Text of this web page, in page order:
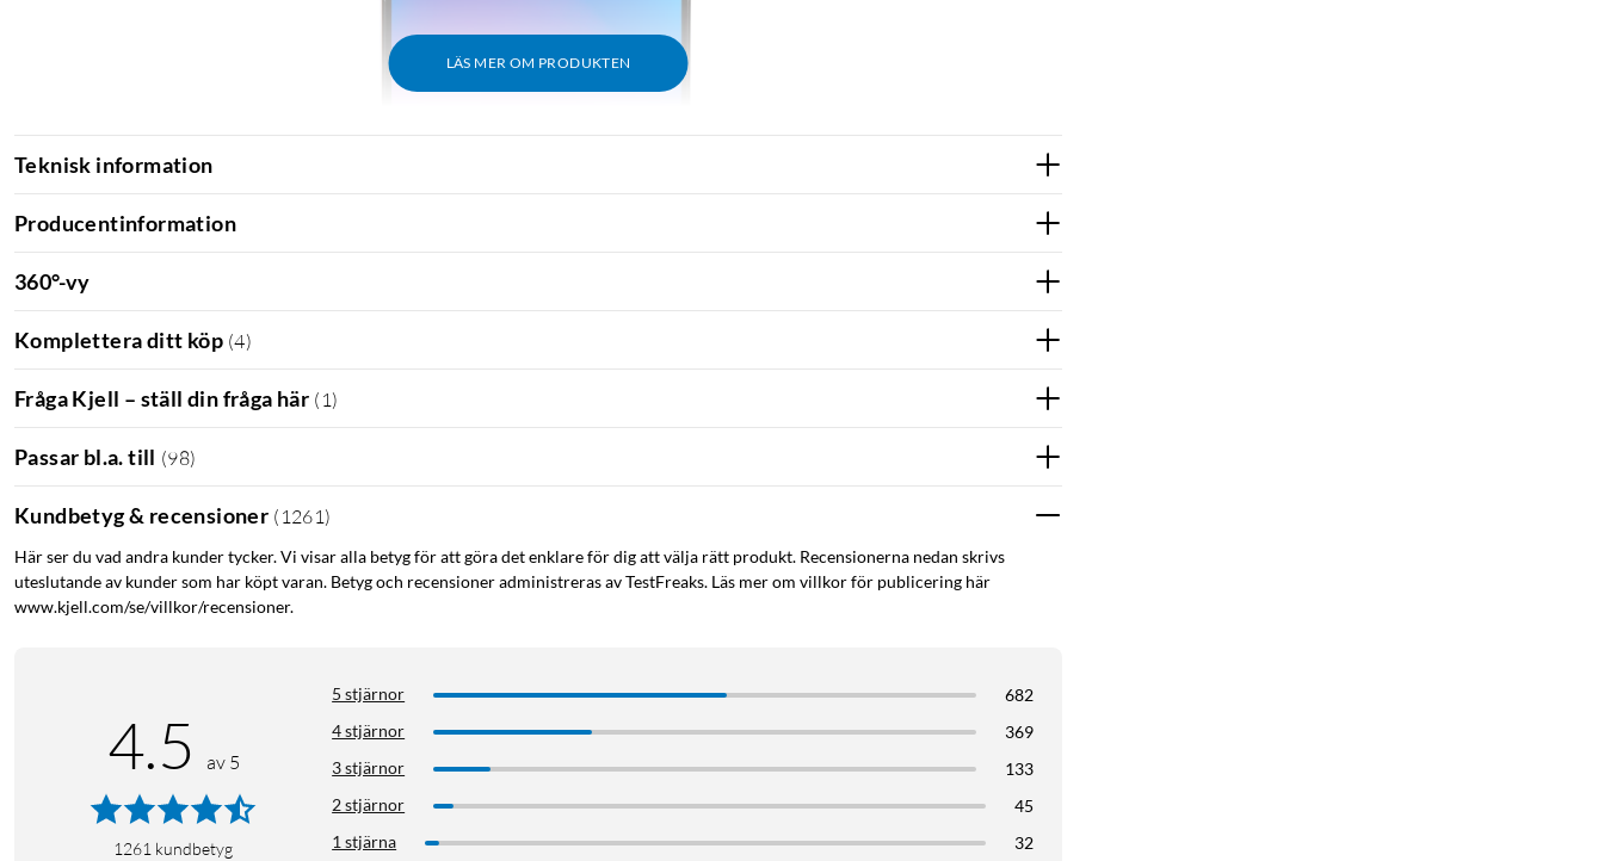
LÄS MER OM PRODUKTEN
Hållare för fläktgaller Mobilhållare Fläktgallerhållare
Teknisk information
Producentinformation
360°-vy
Komplettera ditt köp (4)
Fråga Kjell – ställ din fråga här ( 1 )
Passar bl.a. till (98)
Kundbetyg & recensioner ( 1261 )
Här ser du vad andra kunder tycker. Vi visar alla betyg för att göra det enklare för dig att välja rätt produkt. Recensionerna nedan skrivs
uteslutande av kunder som har köpt varan. Betyg och recensioner administreras av TestFreaks. Läs mer om villkor för publicering här
www.kjell.com/se/villkor/recensioner.
4.5 av 5
1261 kundbetyg
5 stjärnor
682
4 stjärnor
369
3 stjärnor
133
2 stjärnor
45
1 stjärna
32